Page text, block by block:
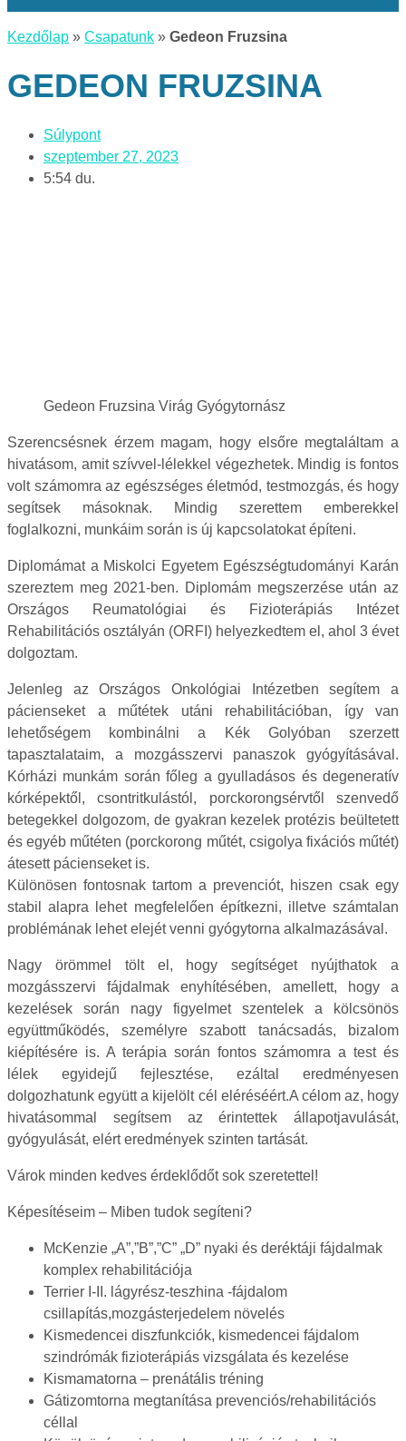
Kezdőlap » Csapatunk » Gedeon Fruzsina
GEDEON FRUZSINA
Súlypont
szeptember 27, 2023
5:54 du.
Gedeon Fruzsina Virág Gyógytornász
Szerencsésnek érzem magam, hogy elsőre megtaláltam a
hivatásom, amit szívvel-lélekkel végezhetek. Mindig is fontos
volt számomra az egészséges életmód, testmozgás, és hogy
segítsek másoknak. Mindig szerettem emberekkel
foglalkozni, munkáim során is új kapcsolatokat építeni.
Diplomámat a Miskolci Egyetem Egészségtudományi Karán
szereztem meg 2021-ben. Diplomám megszerzése után az
Országos Reumatológiai és Fizioterápiás Intézet
Rehabilitációs osztályán (ORFI) helyezkedtem el, ahol 3 évet
dolgoztam.
Jelenleg az Országos Onkológiai Intézetben segítem a
pácienseket a műtétek utáni rehabilitációban, így van
lehetőségem kombinálni a Kék Golyóban szerzett
tapasztalataim, a mozgásszervi panaszok gyógyításával.
Kórházi munkám során főleg a gyulladásos és degeneratív
kórképektől, csontritkulástól, porckorongsérvtől szenvedő
betegekkel dolgozom, de gyakran kezelek protézis beültetett
és egyéb műtéten (porckorong műtét, csigolya fixációs műtét)
átesett pácienseket is.
Különösen fontosnak tartom a prevenciót, hiszen csak egy
stabil alapra lehet megfelelően építkezni, illetve számtalan
problémának lehet elejét venni gyógytorna alkalmazásával.
Nagy örömmel tölt el, hogy segítséget nyújthatok a
mozgásszervi fájdalmak enyhítésében, amellett, hogy a
kezelések során nagy figyelmet szentelek a kölcsönös
együttműködés, személyre szabott tanácsadás, bizalom
kiépítésére is. A terápia során fontos számomra a test és
lélek egyidejű fejlesztése, ezáltal eredményesen
dolgozhatunk együtt a kijelölt cél eléréséért.A célom az, hogy
hivatásommal segítsem az érintettek állapotjavulását,
gyógyulását, elért eredmények szinten tartását.
Várok minden kedves érdeklődőt sok szeretettel!
Képesítéseim – Miben tudok segíteni?
McKenzie „A”,”B”,”C” „D” nyaki és deréktáji fájdalmak
komplex rehabilitációja
Terrier I-II. lágyrész-teszhina -fájdalom
csillapítás,mozgásterjedelem növelés
Kismedencei diszfunkciók, kismedencei fájdalom
szindrómák fizioterápiás vizsgálata és kezelése
Kismamatorna – prenátális tréning
Gátizomtorna megtanítása prevenciós/rehabilitációs
céllal